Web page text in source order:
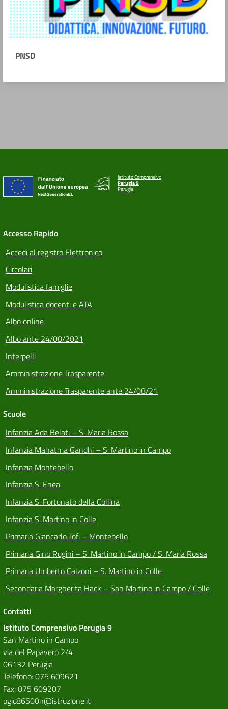
PNSD
Istituto Comprensivo
Perugia 9
Perugia
Accesso Rapido
Accedi al registro Elettronico
Circolari
Modulistica famiglie
Modulistica docenti e ATA
Albo online
Albo ante 24/08/2021
Interpelli
Amministrazione Trasparente
Amministrazione Trasparente ante 24/08/21
Scuole
Infanzia Ada Belati – S. Maria Rossa
Infanzia Mahatma Gandhi – S. Martino in Campo
Infanzia Montebello
Infanzia S. Enea
Infanzia S. Fortunato della Collina
Infanzia S. Martino in Colle
Primaria Giancarlo Tofi – Montebello
Primaria Gino Rugini – S. Martino in Campo / S. Maria Rossa
Primaria Umberto Calzoni – S. Martino in Colle
Secondaria Margherita Hack – San Martino in Campo / Colle
Contatti
Istituto Comprensivo Perugia 9
San Martino in Campo
via del Papavero 2/4
06132 Perugia
Telefono: 075 609621
Fax: 075 609207
pgic86500n@istruzione.it